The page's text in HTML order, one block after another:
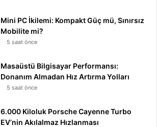
Mini PC İkilemi: Kompakt Güç mü, Sınırsız
Mobilite mi?
5 saat önce
Masaüstü Bilgisayar Performansı:
Donanım Almadan Hız Artırma Yolları
5 saat önce
6.000 Kiloluk Porsche Cayenne Turbo
EV’nin Akılalmaz Hızlanması